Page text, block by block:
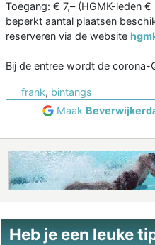
Toegang: € 7,– (HGMK-leden
beperkt aantal plaatsen
reserveren via de website
Bij de entree wordt de corona-
frank, bintangs
Maak
Heb je een leuke